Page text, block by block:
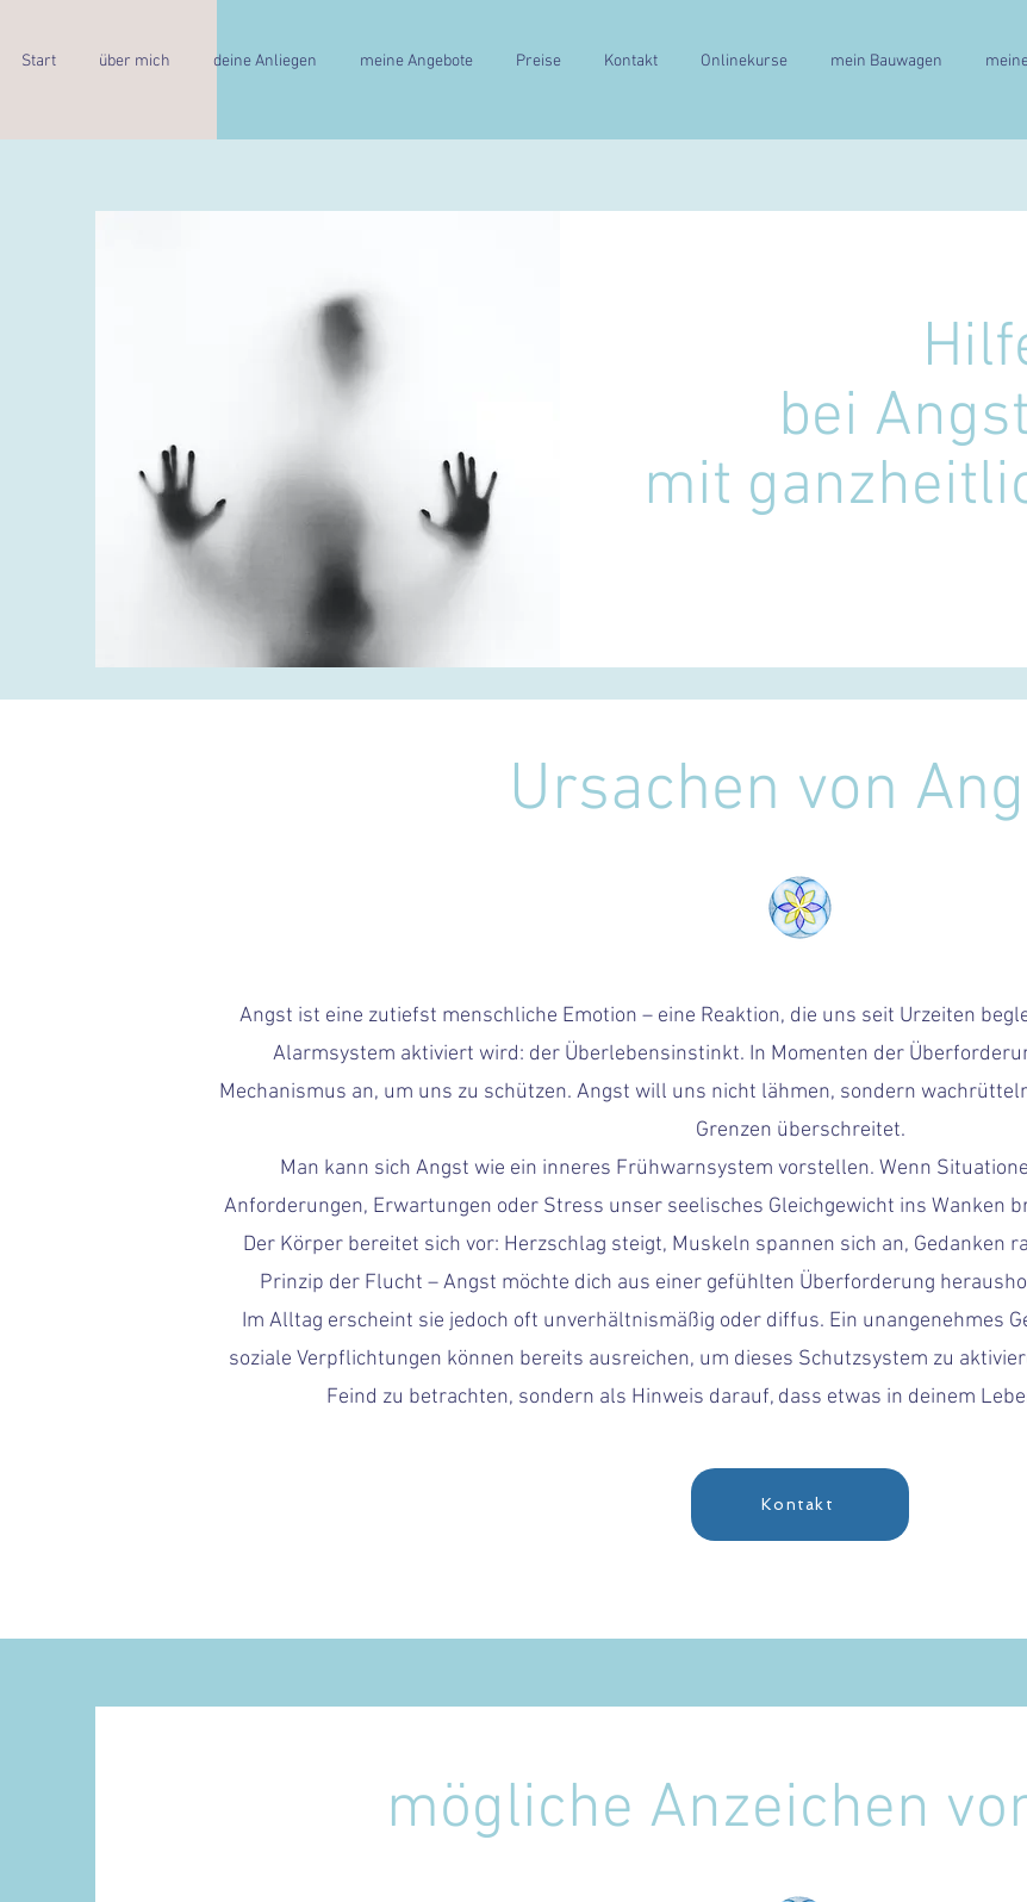
Start über mich deine Anliegen meine Angebote Preise Kontakt Onlinekurse mein Bauwagen
bei
mit
Ursachen von
Angst ist eine zutiefst menschliche Emotion – eine Reaktion, die uns seit Urzeiten
Alarmsystem aktiviert wird: der Überlebensinstinkt. In Momenten der
Mechanismus an, um uns zu schützen. Angst will uns nicht lähmen, sondern
Grenzen überschreitet.
Man kann sich Angst wie ein inneres Frühwarnsystem vorstellen. Wenn
Anforderungen, Erwartungen oder Stress unser seelisches Gleichgewicht ins Wanken
Der Körper bereitet sich vor: Herzschlag steigt, Muskeln spannen sich an, Gedanken
Prinzip der Flucht – Angst möchte dich aus einer gefühlten Überforderung
Im Alltag erscheint sie jedoch oft unverhältnismäßig oder diffus. Ein unangenehmes
soziale Verpflichtungen können bereits ausreichen, um dieses Schutzsystem zu
Feind zu betrachten, sondern als Hinweis darauf, dass etwas in deinem
Kontakt
mögliche Anzeichen